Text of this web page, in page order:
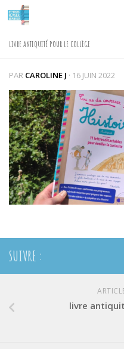
Skip to content
LIVRE ANTIQUITÉ POUR LE COLLÈGE
PAR CAROLINE J · 16 JUIN 2022
SUIVRE :
livre